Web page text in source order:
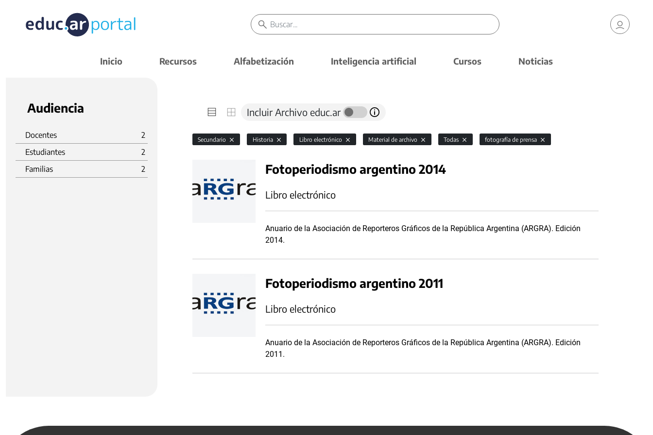
Inicio Recursos Alfabetización Inteligencia artificial Cursos Noticias
Audiencia
Docentes
2
Estudiantes
2
Familias
2
Incluir Archivo educ.ar
Secundario Historia Libro electrónico Material de archivo Todas fotografía de prensa
Fotoperiodismo argentino 2014
Libro electrónico
Anuario de la Asociación de Reporteros Gráficos de la República Argentina (ARGRA). Edición
2014.
Fotoperiodismo argentino 2011
Libro electrónico
Anuario de la Asociación de Reporteros Gráficos de la República Argentina (ARGRA). Edición
2011.